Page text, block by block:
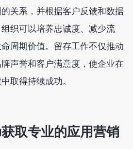
关系，并根据客户反馈和数据
织可以培养忠诚度、减少流
周期价值。留存工作不仅推动
声誉和客户满意度，使企业在
取得持续成功。
取专业的应用营销